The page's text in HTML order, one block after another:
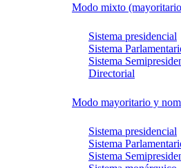
Modo mixto
Sistema presidencial
Sistema
Sistema
Directorial
Modo mayoritario y
Sistema presidencial
Sistema
Sistema